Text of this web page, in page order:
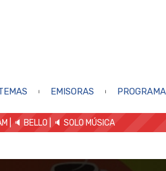
EMISORAS
| 🔈 BELLO 🔈 SOLO MÚSICA